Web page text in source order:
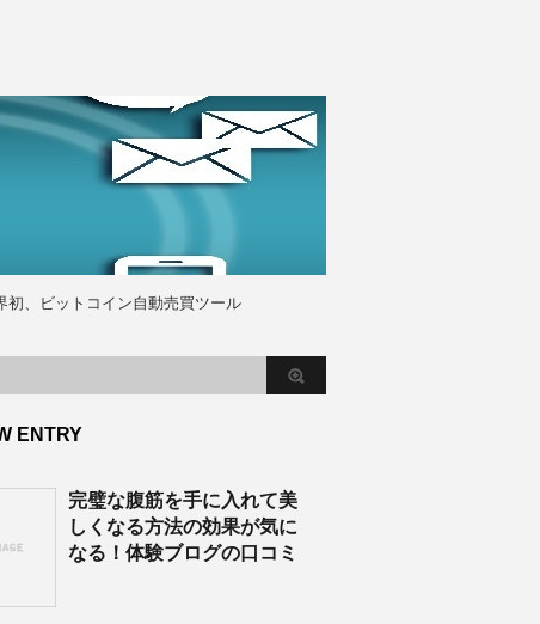
初、ビットコイン自動売買ツール
ENTRY
完璧な腹筋を手に入れて美
しくなる方法の効果が気に
なる！体験ブログの口コミ